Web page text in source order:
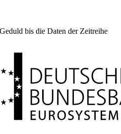
bis die Daten der Zeitreihe